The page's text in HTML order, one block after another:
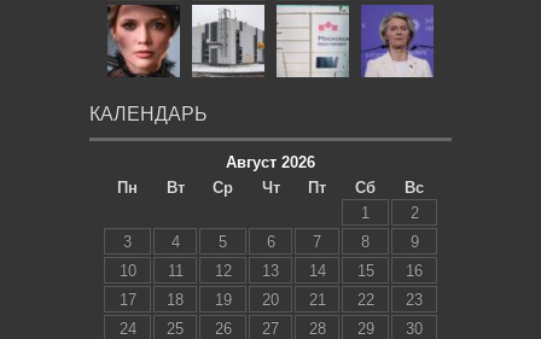
КАЛЕНДАРЬ
Август 2026
Пн
Вт Ср Чт Пт Сб
Вс
1
2
3
4 5 6 7 8
9
10
11 12 13 14 15
16
17
18 19 20 21 22
23
24
25 26 27 28 29
30